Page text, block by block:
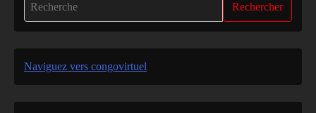
Rechercher
Naviguez vers congovirtuel